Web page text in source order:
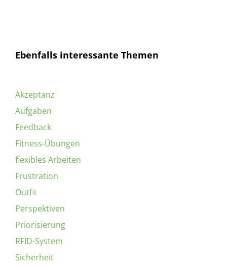
Ebenfalls interessante Themen
Akzeptanz
Aufgaben
Feedback
Fitness-Übungen
flexibles Arbeiten
Frustration
Outfit
Perspektiven
Priorisierung
RFID-System
Sicherheit